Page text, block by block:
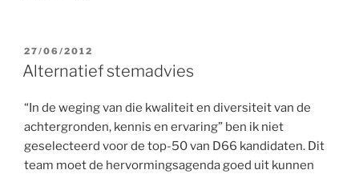
GEPLAATST
OP
27/06/2012
Alternatief stemadvies
“In de weging van die kwaliteit en diversiteit van de
achtergronden, kennis en ervaring” ben ik niet
geselecteerd voor de top-50 van D66 kandidaten. Dit
team moet de hervormingsagenda goed uit kunnen